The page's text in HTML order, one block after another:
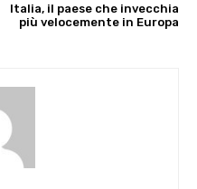
Italia, il paese che invecchia
più velocemente in Europa